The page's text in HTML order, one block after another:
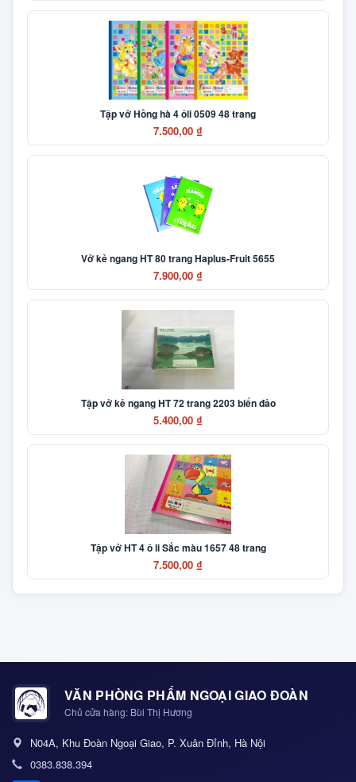
Tập vở Hồng hà 4 ôli 0509 48 trang
7.500,00 ₫
Vở kẻ ngang HT 80 trang Haplus-Fruit 5655
7.900,00 ₫
Tập vở kẻ ngang HT 72 trang 2203 biển đảo
5.400,00 ₫
Tập vở HT 4 ô li Sắc màu 1657 48 trang
7.500,00 ₫
VĂN PHÒNG PHẨM NGOẠI GIAO ĐOÀN
Chủ cửa hàng: Bùi Thị Hương
N04A, Khu Đoàn Ngoại Giao, P. Xuân Đỉnh, Hà Nội
0383.838.394